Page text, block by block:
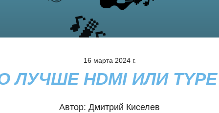
16 марта 2024 г.
ЛУЧШЕ HDMI ИЛИ TYPE
Автор: Дмитрий Киселев